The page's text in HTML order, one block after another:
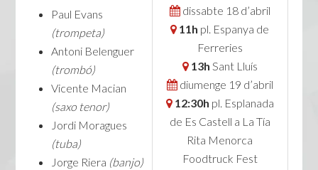
dissabte 18 d’abril
11h pl. Espanya de
Ferreries
13h Sant Lluís
diumenge 19 d’abril
12:30h pl. Esplanada
de Es Castell a La Tía
Rita Menorca
Foodtruck Fest
Paul Evans
(trompeta)
Antoni Belenguer
(trombó)
Vicente Macian
(saxo tenor)
Jordi Moragues
(tuba)
Jorge Riera (banjo)